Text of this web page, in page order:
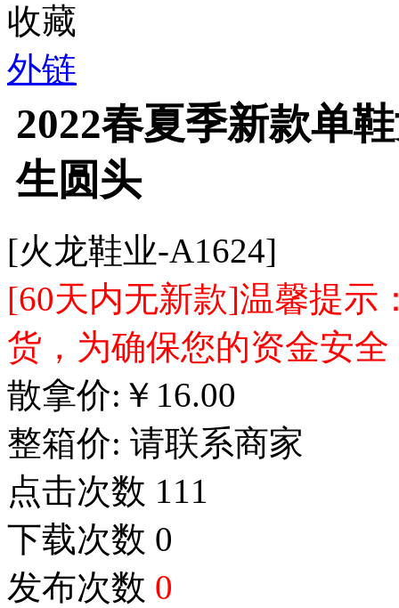
收藏
外链
2022春夏季新款单
生圆头
[火龙鞋业-A1624]
[60天内无新款]温馨提示
货，为确保您的资金安
散拿价: ￥ 16.00
整箱价: 请联系商家
点击次数 111
下载次数 0
发布次数 0